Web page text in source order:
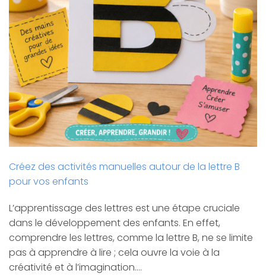
Créez des activités manuelles autour de la lettre B
pour vos enfants
L’apprentissage des lettres est une étape cruciale
dans le développement des enfants. En effet,
comprendre les lettres, comme la lettre B, ne se limite
pas à apprendre à lire ; cela ouvre la voie à la
créativité et à l’imagination.…